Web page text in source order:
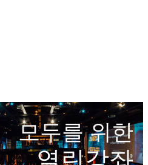
모두를 위한